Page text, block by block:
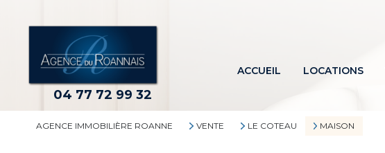
04 77 72 99 32
ACCUEIL LOCATIONS
AGENCE IMMOBILIÈRE ROANNE VENTE LE COTEAU MAISON